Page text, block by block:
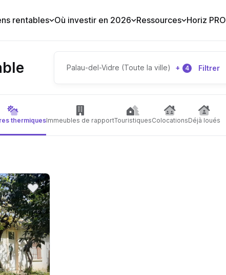
rentables Où investir en 2026 Ressources Horiz PRO
Palau-del-Vidre (Toute la ville) + 4 Filtrer
thermiquesImmeubles de rapportTouristiquesColocationsDéjà loués